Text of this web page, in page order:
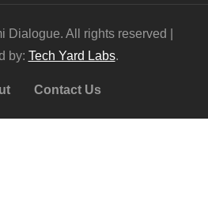
All rights reserved |
by: Tech Yard Labs.
Contact Us